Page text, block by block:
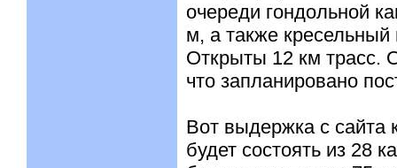
очереди гондольной
м, а также кресельный
Открыты 12 км трасс.
что запланировано
Вот выдержка с сайта
будет состоять из 28